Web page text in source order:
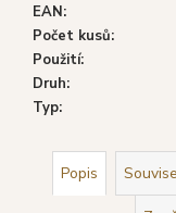
EAN:
Počet kusů:
Použití:
Druh:
Typ:
Popis
29
Kč
Původně:
46
Kč